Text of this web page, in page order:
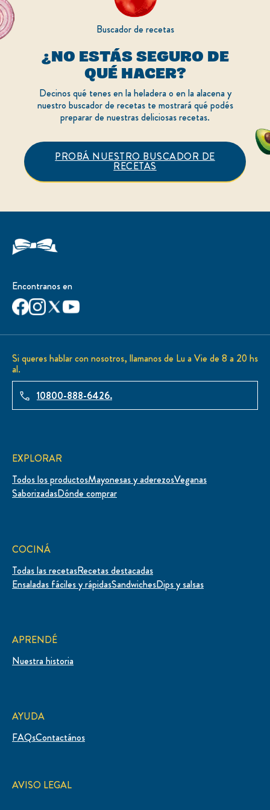
Buscador de recetas
¿NO ESTÁS SEGURO DE
QUÉ HACER?
Decinos qué tenes en la heladera o en la alacena y
nuestro buscador de recetas te mostrará qué podés
preparar de nuestras deliciosas recetas.
PROBÁ NUESTRO BUSCADOR DE
RECETAS
Encontranos en
Si queres hablar con nosotros, llamanos de Lu a Vie de 8 a 20 hs
al.
10800-888-6426.
EXPLORAR
Todos los productosMayonesas y aderezosVeganas
SaborizadasDónde comprar
COCINÁ
Todas las recetasRecetas destacadas
Ensaladas fáciles y rápidasSandwichesDips y salsas
APRENDÉ
Nuestra historia
AYUDA
FAQsContactános
AVISO LEGAL